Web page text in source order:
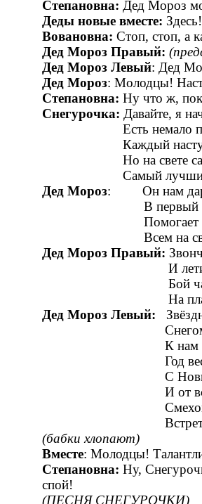
Степановна: Дед Мороз
Деды новые вместе: Здесь!
Вовановна: Стоп, стоп, а
Дед Мороз Правый:
Дед Мороз Левый: Дед
Дед Мороз: Молодцы!
Степановна: Ну что ж,
Снегурочка: Давайте, я
Есть немало
Каждый наступает
Но на свете самый
Самый лучший
Дед Мороз: Он нам
В первый день и
Помогает
Всем на свете
Дед Мороз Правый:
И летит со
Бой часов. Мы
На планете
Дед Мороз Левый:
Снегом
К нам на всех
Год вестей
С Новым
И от всей
Смехом,
Встретить
(бабки хлопают)
Вместе: Молодцы!
Степановна: Ну,
спой!
(ПЕСНЯ СНЕГУРОЧКИ)